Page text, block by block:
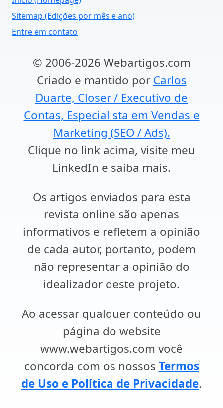
Sitemap (Edições por mês e ano)
Entre em contato
© 2006-2026 Webartigos.com
Criado e mantido por Carlos
Duarte, Closer / Executivo de
Contas, Especialista em Vendas e
Marketing (SEO / Ads).
Clique no link acima, visite meu
LinkedIn e saiba mais.
Os artigos enviados para esta
revista online são apenas
informativos e refletem a opinião
de cada autor, portanto, podem
não representar a opinião do
idealizador deste projeto.
Ao acessar qualquer conteúdo ou
página do website
www.webartigos.com você
concorda com os nossos Termos
de Uso e Política de Privacidade.